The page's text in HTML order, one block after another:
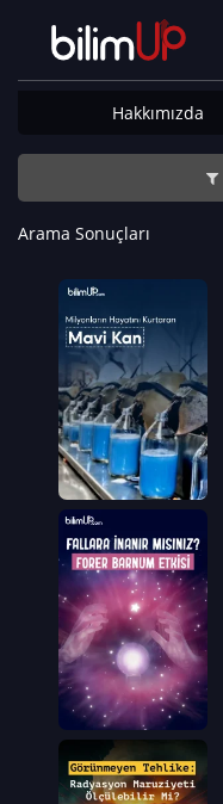
Hakkımızda
Arama Sonuçları